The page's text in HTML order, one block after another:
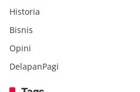
Historia
Bisnis
Opini
DelapanPagi